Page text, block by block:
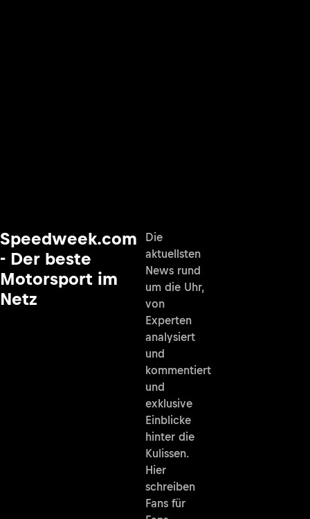
Speedweek.com
- Der beste
Motorsport im
Netz
Die
aktuellsten
News rund
um die Uhr,
von
Experten
analysiert
und
kommentiert
und
exklusive
Einblicke
hinter die
Kulissen.
Hier
schreiben
Fans für